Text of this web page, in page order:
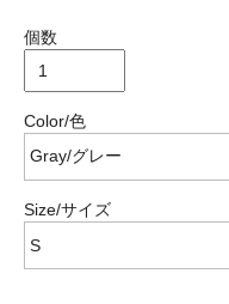
個数
Color/色
Size/サイズ